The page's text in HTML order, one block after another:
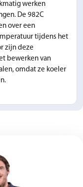
werken
De 982C
over een
tijdens het
zijn deze
bewerken van
omdat ze koeler